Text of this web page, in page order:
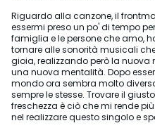
Riguardo alla canzone, il
essermi preso un po' di tempo
famiglia e le persone che amo,
tornare alle sonorità musicali
gioia, realizzando però la
una nuova mentalità. Dopo
mondo ora sembra molto
sempre le stesse. Trovare il
freschezza è ciò che mi rende
nel realizzare questo singolo e